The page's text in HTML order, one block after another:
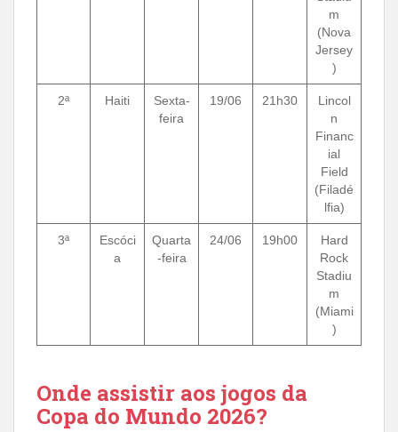
m
(Nova
Jersey
)
2ª Haiti
Sexta-
feira
19/06 21h30
Lincol
n
Financ
ial
Field
(Filadé
lfia)
3ª
Escóci
a
Quarta
-feira
24/06 19h00
Hard
Rock
Stadiu
m
(Miami
)
Onde assistir aos jogos da
Copa do Mundo 2026?